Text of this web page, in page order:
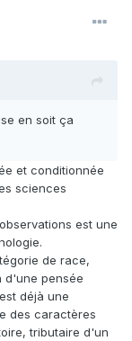
en soit ça
et conditionnée
sciences
est une
de race,
d'une pensée
déjà une
des caractères
tributaire d'un